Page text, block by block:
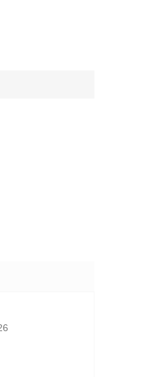
obchodu je 5 z 5 hvězdiček.